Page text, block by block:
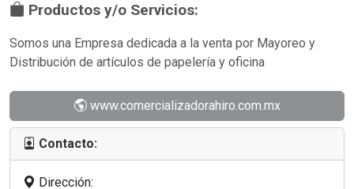
Productos y/o Servicios:
Somos una Empresa dedicada a la venta por Mayoreo y
Distribución de artículos de papelería y oficina
www.comercializadorahiro.com.mx
Contacto:
Dirección: